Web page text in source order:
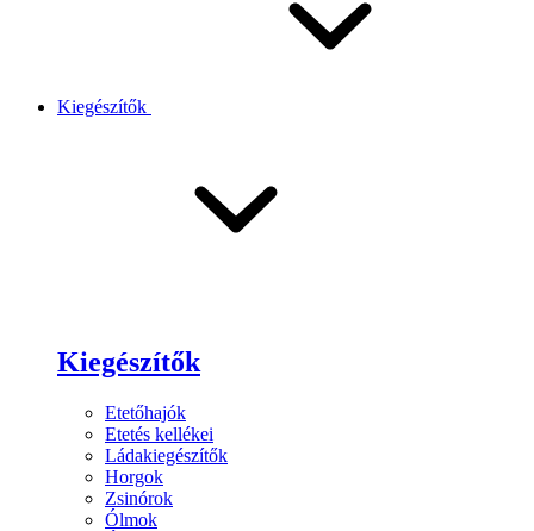
Kiegészítők
Kiegészítők
Etetőhajók
Etetés kellékei
Ládakiegészítők
Horgok
Zsinórok
Ólmok